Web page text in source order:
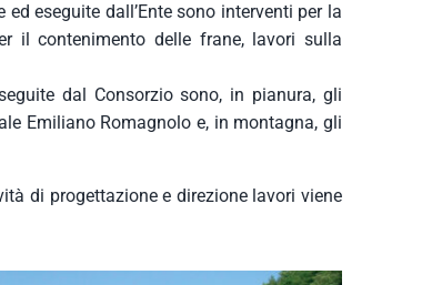
eseguite dall’Ente sono interventi per la
il contenimento delle frane, lavori sulla
dal Consorzio sono, in pianura, gli
Emiliano Romagnolo e, in montagna, gli
di progettazione e direzione lavori viene